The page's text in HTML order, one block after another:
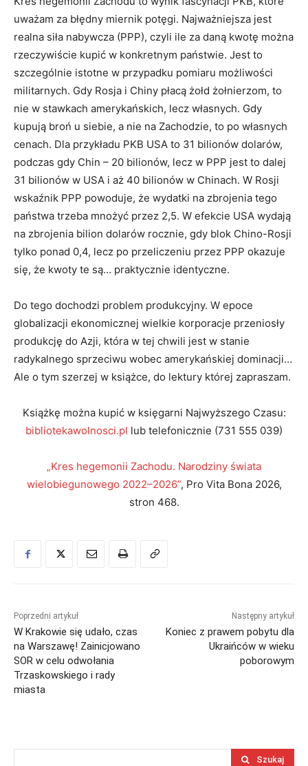
uważam za błędny miernik potęgi. Najważniejsza jest
realna siła nabywcza (PPP), czyli ile za daną kwotę można
rzeczywiście kupić w konkretnym państwie. Jest to
szczególnie istotne w przypadku pomiaru możliwości
militarnych. Gdy Rosja i Chiny płacą żołd żołnierzom, to
nie w stawkach amerykańskich, lecz własnych. Gdy
kupują broń u siebie, a nie na Zachodzie, to po własnych
cenach. Dla przykładu PKB USA to 31 bilionów dolarów,
podczas gdy Chin – 20 bilionów, lecz w PPP jest to dalej
31 bilionów w USA i aż 40 bilionów w Chinach. W Rosji
wskaźnik PPP powoduje, że wydatki na zbrojenia tego
państwa trzeba mnożyć przez 2,5. W efekcie USA wydają
na zbrojenia bilion dolarów rocznie, gdy blok Chino-Rosji
tylko ponad 0,4, lecz po przeliczeniu przez PPP okazuje
się, że kwoty te są… praktycznie identyczne.
Do tego dochodzi problem produkcyjny. W epoce
globalizacji ekonomicznej wielkie korporacje przeniosły
produkcję do Azji, która w tej chwili jest w stanie
radykalnego sprzeciwu wobec amerykańskiej dominacji…
Ale o tym szerzej w książce, do lektury której zapraszam.
Książkę można kupić w księgarni Najwyższego Czasu:
bibliotekawolnosci.pl lub telefonicznie (731 555 039)
„Kres hegemonii Zachodu. Narodziny świata
wielobiegunowego 2022–2026”, Pro Vita Bona 2026,
stron 468.
Poprzedni artykuł
W Krakowie się udało, czas
na Warszawę! Zainicjowano
SOR w celu odwołania
Trzaskowskiego i rady
miasta
Następny artykuł
Koniec z prawem pobytu dla
Ukraińców w wieku
poborowym
Szukaj